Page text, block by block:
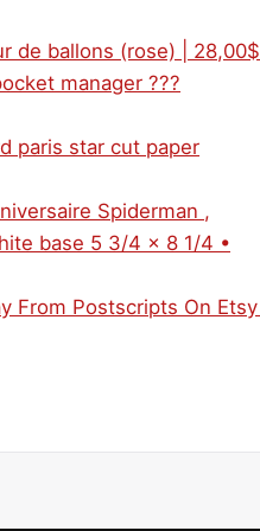
de ballons (rose) | 28,00$
manager ???
paris star cut paper
Spiderman ,
base 5 3/4 x 8 1/4 •
From Postscripts On Etsy